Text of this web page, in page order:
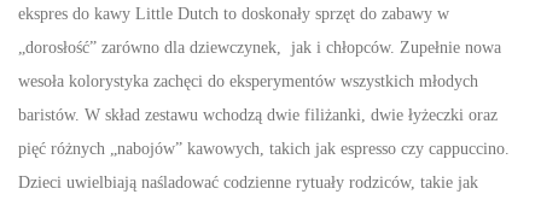
h
E
k
s
p
r
ekspres do kawy Little Dutch to doskonały sprzęt do zabawy w
„dorosłość” zarówno dla dziewczynek, jak i chłopców. Zupełnie nowa
wesoła kolorystyka zachęci do eksperymentów wszystkich młodych
baristów. W skład zestawu wchodzą dwie filiżanki, dwie łyżeczki oraz
pięć różnych „nabojów” kawowych, takich jak espresso czy cappuccino.
Dzieci uwielbiają naśladować codzienne rytuały rodziców, takie jak